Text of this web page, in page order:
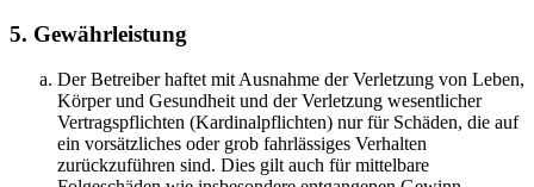
5. Gewährleistung
Der Betreiber haftet mit Ausnahme der Verletzung von Leben,
Körper und Gesundheit und der Verletzung wesentlicher
Vertragspflichten (Kardinalpflichten) nur für Schäden, die auf
ein vorsätzliches oder grob fahrlässiges Verhalten
zurückzuführen sind. Dies gilt auch für mittelbare